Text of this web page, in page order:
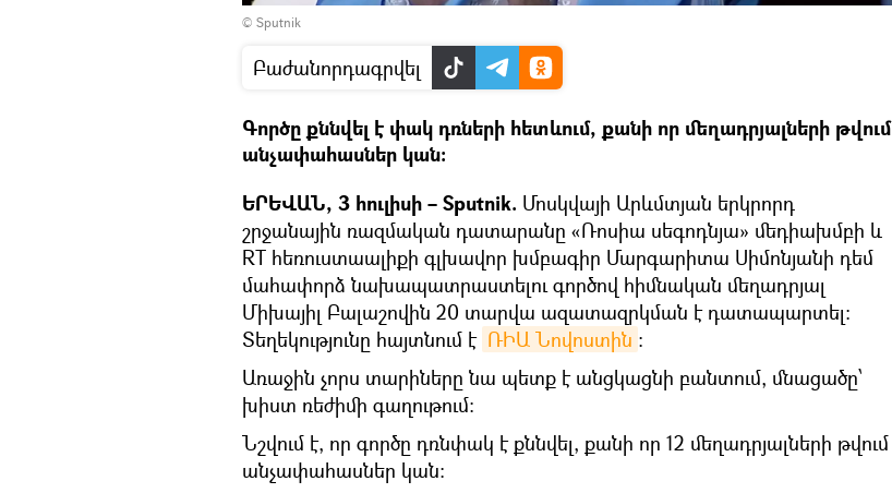
© Sputnik
Բաժանորդագրվել
Գործը քննվել է փակ դռների հետևում, քանի որ մեղադրյալների թվում
անչափահասներ կան։
ԵՐԵՎԱՆ, 3 հուլիսի – Sputnik. Մոսկվայի Արևմտյան երկրորդ
շրջանային ռազմական դատարանը «Ռոսիա սեգոդնյա» մեդիախմբի և
RT հեռուստաալիքի գլխավոր խմբագիր Մարգարիտա Սիմոնյանի դեմ
մահափորձ նախապատրաստելու գործով հիմնական մեղադրյալ
Միխայիլ Բալաշովին 20 տարվա ազատազրկման է դատապարտել։
Տեղեկությունը հայտնում է ՌԻԱ Նովոստին :
Առաջին չորս տարիները նա պետք է անցկացնի բանտում, մնացածը՝
խիստ ռեժիմի գաղութում։
Նշվում է, որ գործը դռնփակ է քննվել, քանի որ 12 մեղադրյալների թվում
անչափահասներ կան: